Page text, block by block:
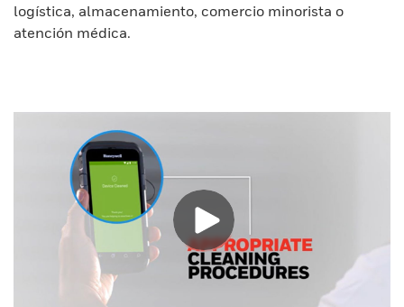
logística, almacenamiento, comercio minorista o
atención médica.